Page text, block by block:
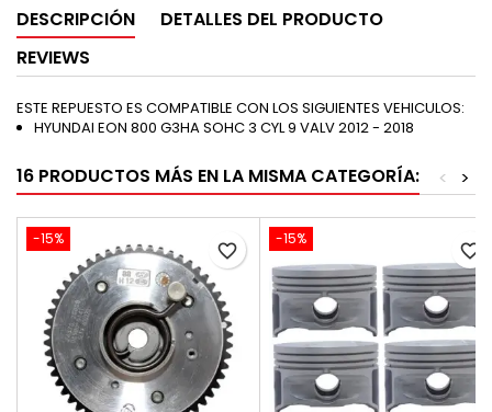
DESCRIPCIÓN
DETALLES DEL PRODUCTO
REVIEWS
ESTE REPUESTO ES COMPATIBLE CON LOS SIGUIENTES VEHICULOS:
HYUNDAI EON 800 G3HA SOHC 3 CYL 9 VALV 2012 - 2018
16 PRODUCTOS MÁS EN LA MISMA CATEGORÍA: >
<
-15%
favorite_border
-15%
favorite_border